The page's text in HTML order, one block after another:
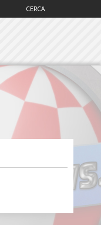
CERCA